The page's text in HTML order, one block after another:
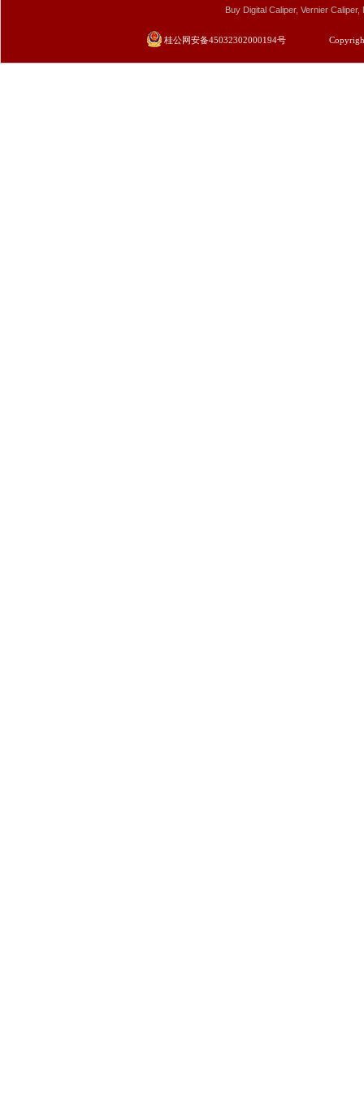
Buy Digital Caliper, Vernier
桂公网安备45032302000194号